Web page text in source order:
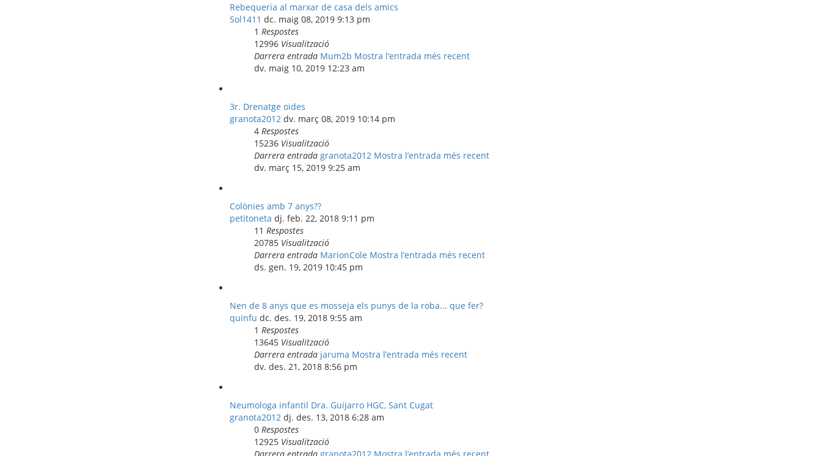
Rebequeria al marxar de casa dels amics
Sol1411 dc. maig 08, 2019 9:13 pm
1 Respostes
12996 Visualització
Darrera entrada Mum2b Mostra l’entrada més recent
dv. maig 10, 2019 12:23 am
3r. Drenatge oïdes
granota2012 dv. març 08, 2019 10:14 pm
4 Respostes
15236 Visualització
Darrera entrada granota2012 Mostra l’entrada més recent
dv. març 15, 2019 9:25 am
Colònies amb 7 anys??
petitoneta dj. feb. 22, 2018 9:11 pm
11 Respostes
20785 Visualització
Darrera entrada MarionCole Mostra l’entrada més recent
ds. gen. 19, 2019 10:45 pm
Nen de 8 anys que es mosseja els punys de la roba... que fer?
quinfu dc. des. 19, 2018 9:55 am
1 Respostes
13645 Visualització
Darrera entrada jaruma Mostra l’entrada més recent
dv. des. 21, 2018 8:56 pm
Neumologa infantil Dra. Guijarro HGC, Sant Cugat
granota2012 dj. des. 13, 2018 6:28 am
0 Respostes
12925 Visualització
Darrera entrada granota2012 Mostra l’entrada més recent